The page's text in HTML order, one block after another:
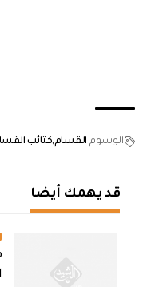
الوسوم القسامكتائب
قد يهمك أيضا